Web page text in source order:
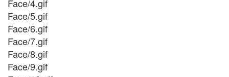
Face/4.gif
Face/5.gif
Face/6.gif
Face/7.gif
Face/8.gif
Face/9.gif